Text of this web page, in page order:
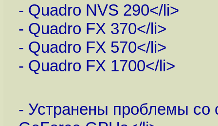
- Quadro NVS 290</li>
- Quadro FX 370</li>
- Quadro FX 570</li>
- Quadro FX 1700</li>
- Устранены проблемы со